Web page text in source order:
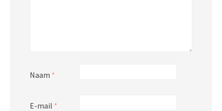
Naam *
E-mail *